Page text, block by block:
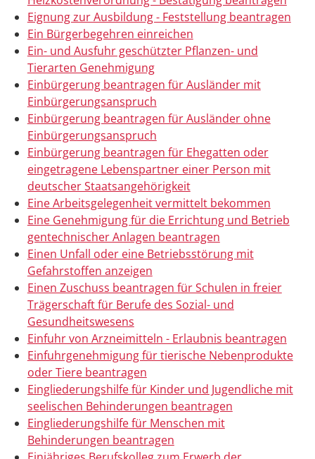
Eignung zur Ausbildung - Feststellung beantragen
Ein Bürgerbegehren einreichen
Ein- und Ausfuhr geschützter Pflanzen- und
Tierarten Genehmigung
Einbürgerung beantragen für Ausländer mit
Einbürgerungsanspruch
Einbürgerung beantragen für Ausländer ohne
Einbürgerungsanspruch
Einbürgerung beantragen für Ehegatten oder
eingetragene Lebenspartner einer Person mit
deutscher Staatsangehörigkeit
Eine Arbeitsgelegenheit vermittelt bekommen
Eine Genehmigung für die Errichtung und Betrieb
gentechnischer Anlagen beantragen
Einen Unfall oder eine Betriebsstörung mit
Gefahrstoffen anzeigen
Einen Zuschuss beantragen für Schulen in freier
Trägerschaft für Berufe des Sozial- und
Gesundheitswesens
Einfuhr von Arzneimitteln - Erlaubnis beantragen
Einfuhrgenehmigung für tierische Nebenprodukte
oder Tiere beantragen
Eingliederungshilfe für Kinder und Jugendliche mit
seelischen Behinderungen beantragen
Eingliederungshilfe für Menschen mit
Behinderungen beantragen